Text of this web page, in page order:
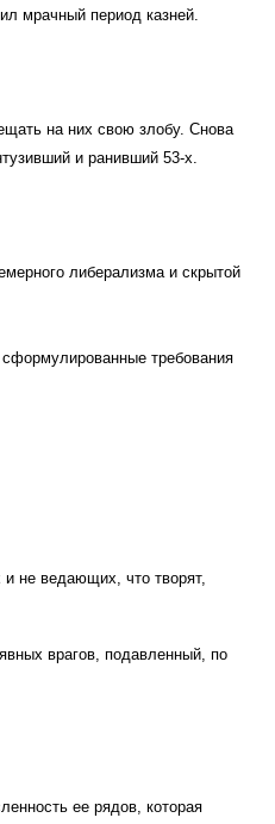
мрачный период казней.
на них свою злобу. Снова
и ранивший 53-х.
либерализма и скрытой
требования
не ведающих, что творят,
врагов, подавленный, по
ее рядов, которая